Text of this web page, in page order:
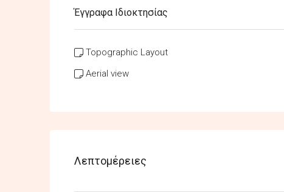
Έγγραφα Ιδιοκτησίας
Topographic Layout
Aerial view
Λεπτομέρειες